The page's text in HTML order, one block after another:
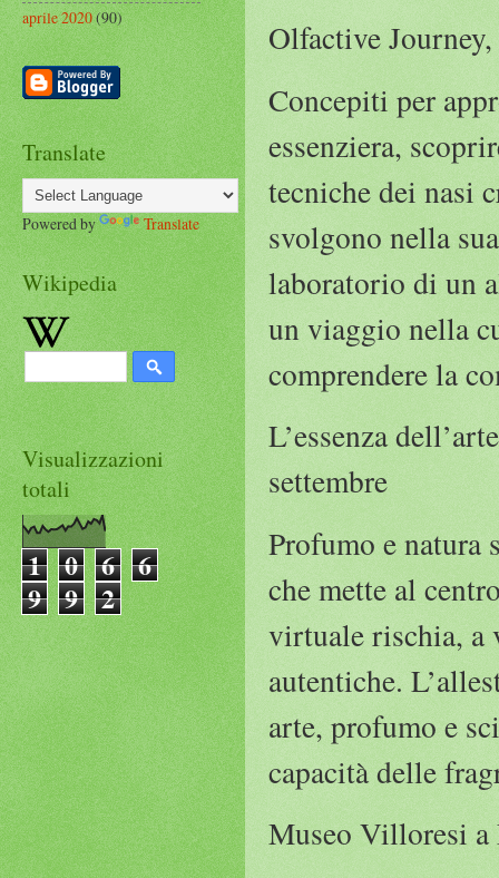
Olfactive
Concepiti per
essenziera,
tecniche dei nasi
svolgono nella
laboratorio di un
un viaggio nella
comprendere la
L’essenza
settembre
Profumo e natura
che mette al
virtuale rischia, a
autentiche.
arte, profumo e
capacità delle
Museo Villoresi a
aprile 2020(90)
Translate
Powered by Translate
Wikipedia
Visualizzazioni
totali
1 0 6 6
9 9 2